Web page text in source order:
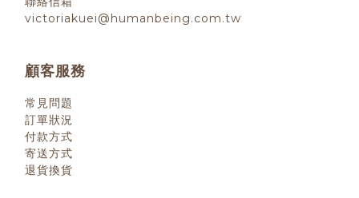
victoriakuei@humanbeing.com.tw
顧客服務
常見問題
訂單狀況
付款方式
寄送方式
退貨換貨